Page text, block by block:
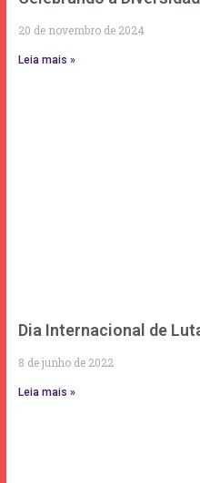
20 de novembro de 2024
Leia mais »
Dia Internacional de
8 de junho de 2022
Leia mais »